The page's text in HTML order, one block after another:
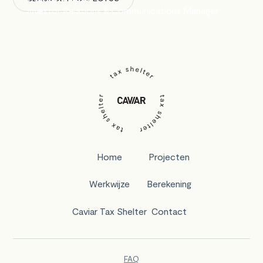
Investor Relations & Communications Manager
Home Projecten
Werkwijze Berekening
Caviar Tax Shelter Contact
FAQ